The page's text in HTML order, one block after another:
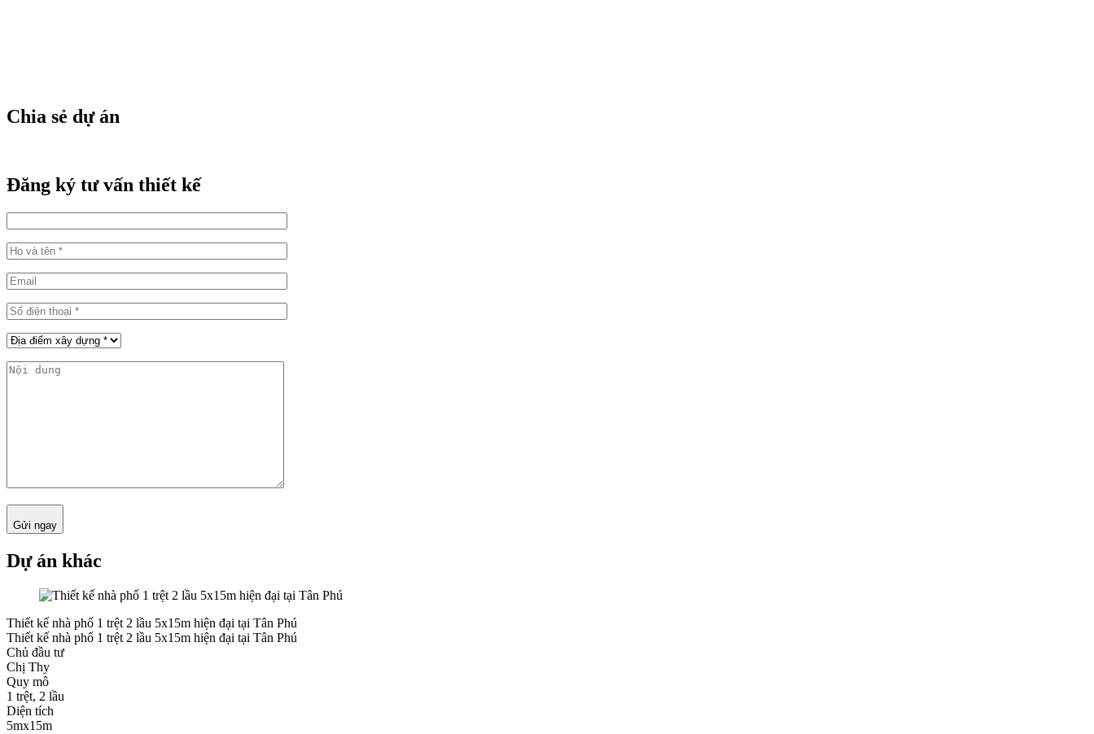
Chia sẻ dự án
Đăng ký tư vấn thiết kế
Gửi ngay
Dự án khác
Thiết kế nhà phố 1 trệt 2 lầu 5x15m hiện đại tại Tân Phú
Thiết kế nhà phố 1 trệt 2 lầu 5x15m hiện đại tại Tân Phú
Chủ đầu tư
Chị Thy
Quy mô
1 trệt, 2 lầu
Diện tích
5mx15m